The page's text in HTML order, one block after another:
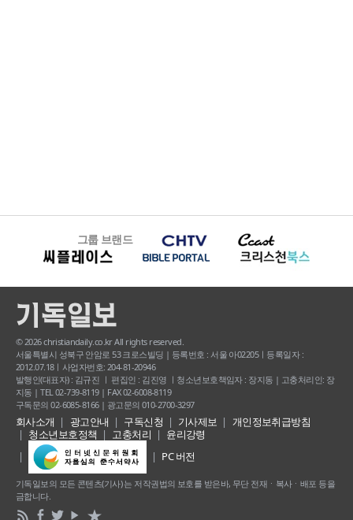
그룹 브랜드
© 2026 christiandaily.co.kr All rights reserved.
서울특별시 성북구 안암로 53 크로스빌딩 | 등록번호 : 서울 아02205ㅣ등록일자 :
2012.07.18ㅣ사업자번호: 204-81-20946
발행인(대표자) : 김규진 ㅣ 편집인 : 김진영 ㅣ청소년보호책임자 : 장지동 | 고충처리인: 장
지동 | TEL 02-739-8119 | FAX 02-6008-8119
구독문의 02-6085-8166 | 광고문의 010-2700-3297
회사소개 광고안내 구독신청 기사제보
개인정보취급방침
청소년보호정책
고충처리
윤리강령
PC 버전
기독일보의 모든 콘텐츠(기사) 는 저작권법의 보호를 받은바, 무단 전재ㆍ복사ㆍ배포 등을
금합니다.